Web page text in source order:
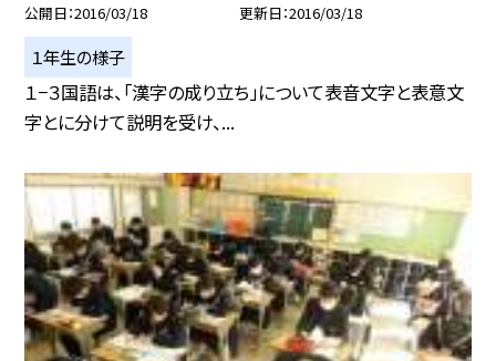
公開日 2016/03/18 更新日 2016/03/18
１年生の様子
１−３国語は、「漢字の成り立ち」について表音文字と表意文
字とに分けて説明を受け、...